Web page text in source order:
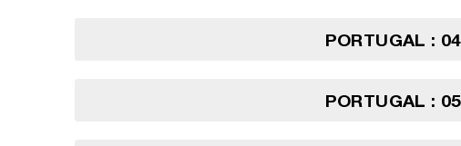
PORTUGAL :
PORTUGAL :